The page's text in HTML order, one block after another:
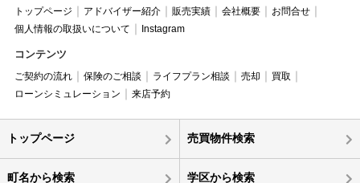
トップページ アドバイザー紹介 販売実績 会社概要
お問合せ
個人情報の取扱いについて
Instagram
コンテンツ
ご契約の流れ 保険のご相談 ライフプラン相談 売却
買取
ローンシミュレーション
来店予約
トップページ 売買物件検索
町名から検索 学区から検索